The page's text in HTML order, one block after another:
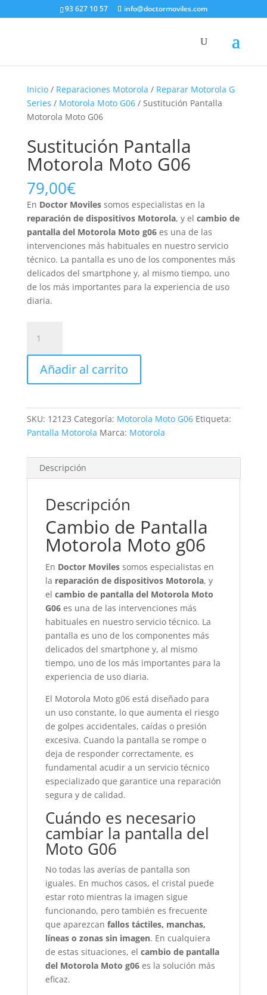
93 627 10 57 info@doctormoviles.com
Inicio/ Reparaciones Motorola / Reparar Motorola G
Series / Motorola Moto G06/ Sustitución Pantalla
Motorola Moto G06
Sustitución Pantalla
Motorola Moto G06
79,00€
En Doctor Movilessomos especialistas en la
reparación de dispositivos Motorola, y el cambio de
pantalla del Motorola Moto g06es una de las
intervenciones más habituales en nuestro servicio
técnico. La pantalla es uno de los componentes más
delicados del smartphone y, al mismo tiempo, uno
de los más importantes para la experiencia de uso
diaria.
Pantalla
Motorola
Moto
G06
Añadir al carrito
SKU: 12123 Categoría: Motorola Moto G06 Etiqueta:
Pantalla Motorola Marca: Motorola
Descripción
Descripción
Cambio de Pantalla
Motorola Moto g06
En Doctor Movilessomos especialistas en
la reparación de dispositivos Motorola, y
el cambio de pantalla del Motorola Moto
G06es una de las intervenciones más
habituales en nuestro servicio técnico. La
pantalla es uno de los componentes más
delicados del smartphone y, al mismo
tiempo, uno de los más importantes para la
experiencia de uso diaria.
El Motorola Moto g06 está diseñado para
un uso constante, lo que aumenta el riesgo
de golpes accidentales, caídas o presión
excesiva. Cuando la pantalla se rompe o
deja de responder correctamente, es
fundamental acudir a un servicio técnico
especializado que garantice una reparación
segura y de calidad.
Cuándo es necesario
cambiar la pantalla del
Moto G06
No todas las averías de pantalla son
iguales. En muchos casos, el cristal puede
estar roto mientras la imagen sigue
funcionando, pero también es frecuente
que aparezcan fallos táctiles, manchas,
líneas o zonas sin imagen. En cualquiera
de estas situaciones, el cambio de pantalla
del Motorola Moto g06es la solución más
eficaz.